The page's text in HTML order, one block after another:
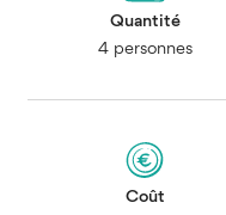
Quantité
4 personnes
Coût